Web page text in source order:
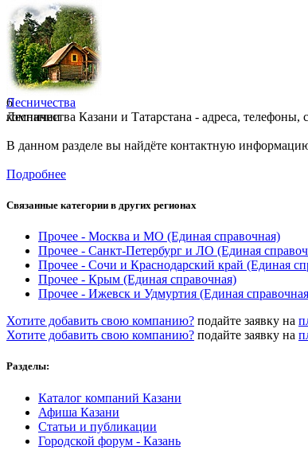
6
компании
Лесничества
Лесничества Казани и Татарстана - адреса,
В данном разделе вы найдёте контактную
Подробнее
Связанные категории в других регионах
Прочее - Москва и МО (Единая справочная)
Прочее - Санкт-Петербург и ЛО (Единая
Прочее - Сочи и Краснодарский край (Единая
Прочее - Крым (Единая справочная)
Прочее - Ижевск и Удмуртия (Единая
Хотите добавить свою компанию? подайте заявку на
Хотите добавить свою компанию? подайте заявку на
Разделы:
Каталог компаний Казани
Афиша Казани
Статьи и публикации
Городской форум - Казань